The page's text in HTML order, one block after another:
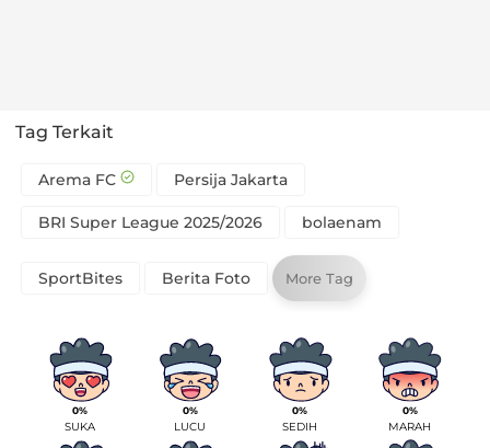
Tag Terkait
Arema FC Persija Jakarta
BRI Super League 2025/2026 bolaenam
SportBites Berita Foto More Tag
0%
SUKA
0%
LUCU
0%
SEDIH
0%
MARAH